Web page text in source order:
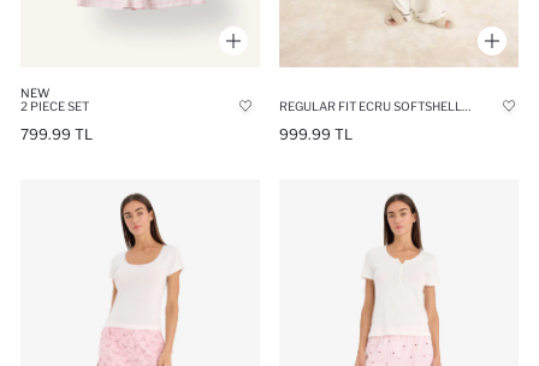
NEW
2 PIECE SET
799.99 TL 999.99 TL